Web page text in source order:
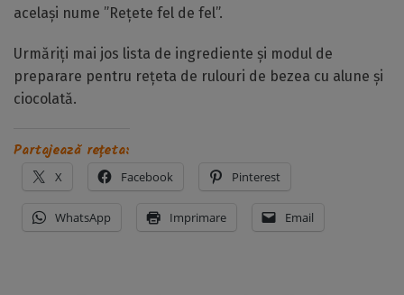
același nume ”Rețete fel de fel”.
Urmăriți mai jos lista de ingrediente și modul de
preparare pentru rețeta de rulouri de bezea cu alune și
ciocolată.
Partajează rețeta:
X Facebook Pinterest
WhatsApp Imprimare Email